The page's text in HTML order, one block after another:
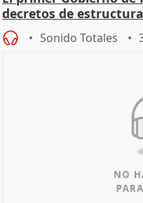
decretos de
Sonido Totales